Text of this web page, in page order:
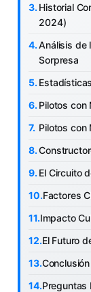
Historial
2024)
Análisis de
Sorpresa
Pilotos con
Pilotos con
El Circuito
Factores
Impacto
El Futuro
Conclusión
Preguntas